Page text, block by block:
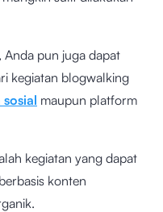
pun juga dapat
kegiatan blogwalking
sosial maupun platform
kegiatan yang dapat
konten